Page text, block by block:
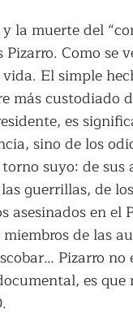
la muerte del
Pizarro. Como se
El simple
más custodiado
es
sino de los
suyo: de sus
guerrillas, de
asesinados en el
de las
Pizarro no
es que